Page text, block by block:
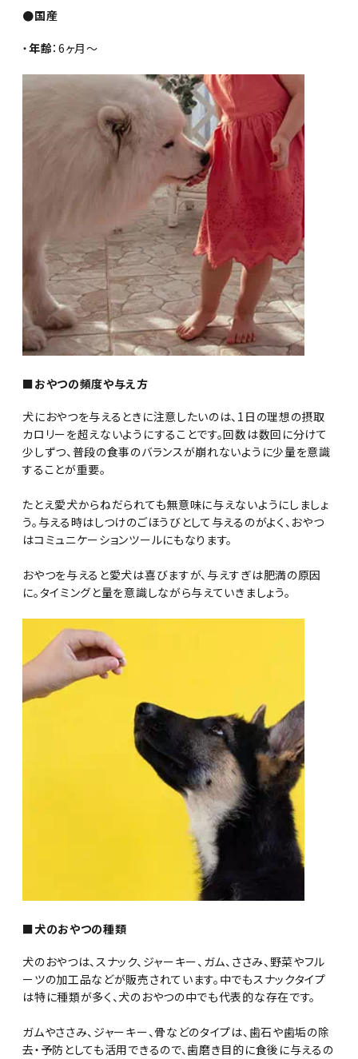
●国産
・年齢：6ヶ月～
■おやつの頻度や与え方
犬におやつを与えるときに注意したいのは、1日の理想の摂取
カロリーを超えないようにすることです。回数は数回に分けて
少しずつ、普段の食事のバランスが崩れないように少量を意識
することが重要。
たとえ愛犬からねだられても無意味に与えないようにしましょ
う。与える時はしつけのごほうびとして与えるのがよく、おやつ
はコミュニケーションツールにもなります。
おやつを与えると愛犬は喜びますが、与えすぎは肥満の原因
に。タイミングと量を意識しながら与えていきましょう。
■犬のおやつの種類
犬のおやつは、スナック、ジャーキー、ガム、ささみ、野菜やフル
ーツの加工品などが販売されています。中でもスナックタイプ
は特に種類が多く、犬のおやつの中でも代表的な存在です。
ガムやささみ、ジャーキー、骨などのタイプは、歯石や歯垢の除
去・予防としても活用できるので、歯磨き目的に食後に与えるの